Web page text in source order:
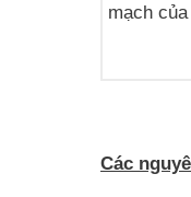
mạch
Các